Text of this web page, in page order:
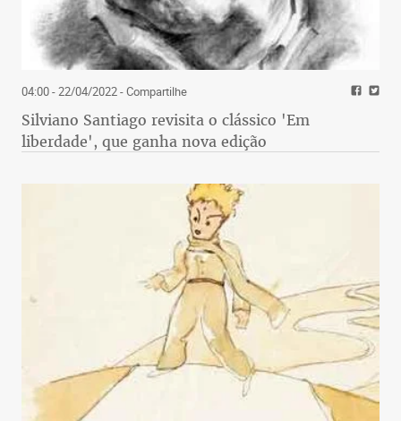
04:00 - 22/04/2022- Compartilhe
Silviano Santiago revisita o clássico 'Em
liberdade', que ganha nova edição